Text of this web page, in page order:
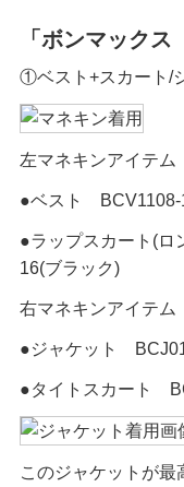
「ボンマック
①ベスト+スカート/
左マネキンアイテム
●ベスト BCV1108-
●ラップスカート(
16(ブラック)
右マネキンアイテム
●ジャケット
●タイトスカート
このジャケットが